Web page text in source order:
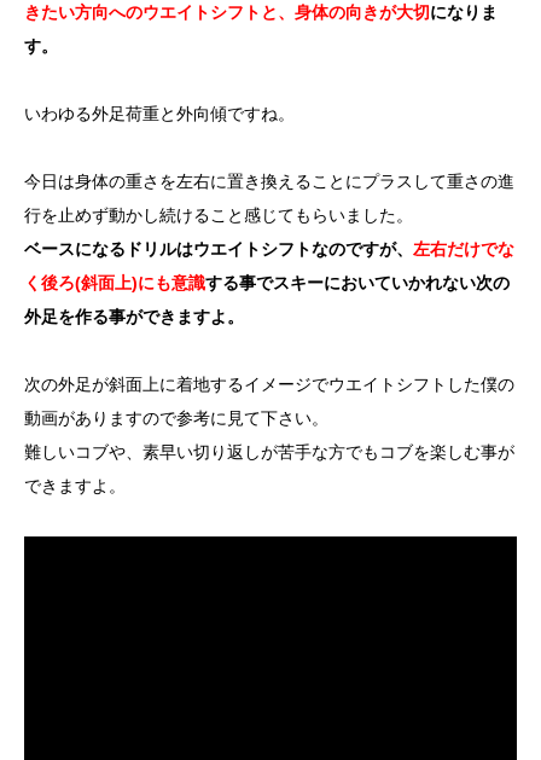
きたい方向へのウエイトシフトと、身体の向きが大切になりま
す。
いわゆる外足荷重と外向傾ですね。
今日は身体の重さを左右に置き換えることにプラスして重さの進
行を止めず動かし続けること感じてもらいました。
ベースになるドリルはウエイトシフトなのですが、 左右だけでな
く後ろ(斜面上)にも意識する事でスキーにおいていかれない次の
外足を作る事ができますよ。
次の外足が斜面上に着地するイメージでウエイトシフトした僕の
動画がありますので参考に見て下さい。
難しいコブや、素早い切り返しが苦手な方でもコブを楽しむ事が
できますよ。